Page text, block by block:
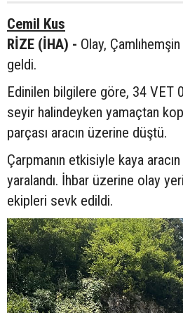
Cemil Kus
RİZE (İHA) - Olay,
geldi.
Edinilen bilgilere göre, 34 VET
seyir halindeyken yamaçtan
parçası aracın üzerine düştü.
Çarpmanın etkisiyle kaya
yaralandı. İhbar üzerine olay
ekipleri sevk edildi.